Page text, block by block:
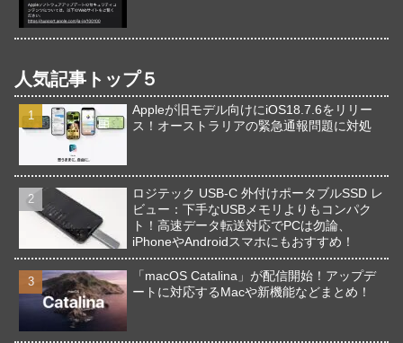
人気記事トップ５
Appleが旧モデル向けにiOS18.7.6をリリー
ス！オーストラリアの緊急通報問題に対処
ロジテック USB-C 外付けポータブルSSD レ
ビュー：下手なUSBメモリよりもコンパク
ト！高速データ転送対応でPCは勿論、
iPhoneやAndroidスマホにもおすすめ！
「macOS Catalina」が配信開始！アップデ
ートに対応するMacや新機能などまとめ！